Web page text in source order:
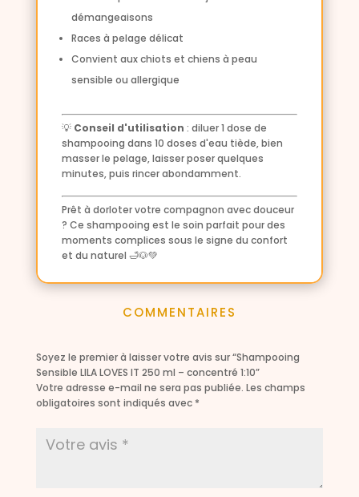
démangeaisons
Races à pelage délicat
Convient aux chiots et chiens à peau
sensible ou allergique
💡 Conseil d'utilisation : diluer 1 dose de
shampooing dans 10 doses d'eau tiède, bien
masser le pelage, laisser poser quelques
minutes, puis rincer abondamment.
Prêt à dorloter votre compagnon avec douceur
? Ce shampooing est le soin parfait pour des
moments complices sous le signe du confort
et du naturel 🛁🐶💚
COMMENTAIRES
Soyez le premier à laisser votre avis sur “Shampooing
Sensible LILA LOVES IT 250 ml – concentré 1:10”
Votre adresse e-mail ne sera pas publiée. Les champs
obligatoires sont indiqués avec *